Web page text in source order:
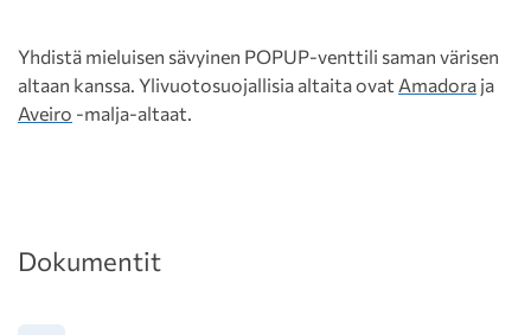
Yhdistä mieluisen sävyinen POPUP-venttili saman värisen
altaan kanssa. Ylivuotosuojallisia altaita ovat Amadora ja
Aveiro -malja-altaat.
Dokumentit